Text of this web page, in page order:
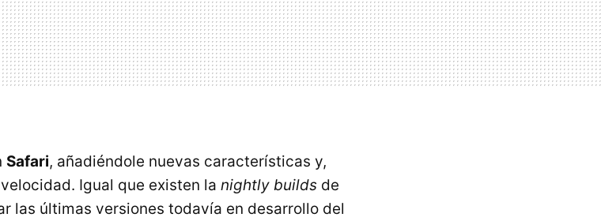
Safari, añadiéndole nuevas características y,
Igual que existen la nightly builds de
las últimas versiones todavía en desarrollo del